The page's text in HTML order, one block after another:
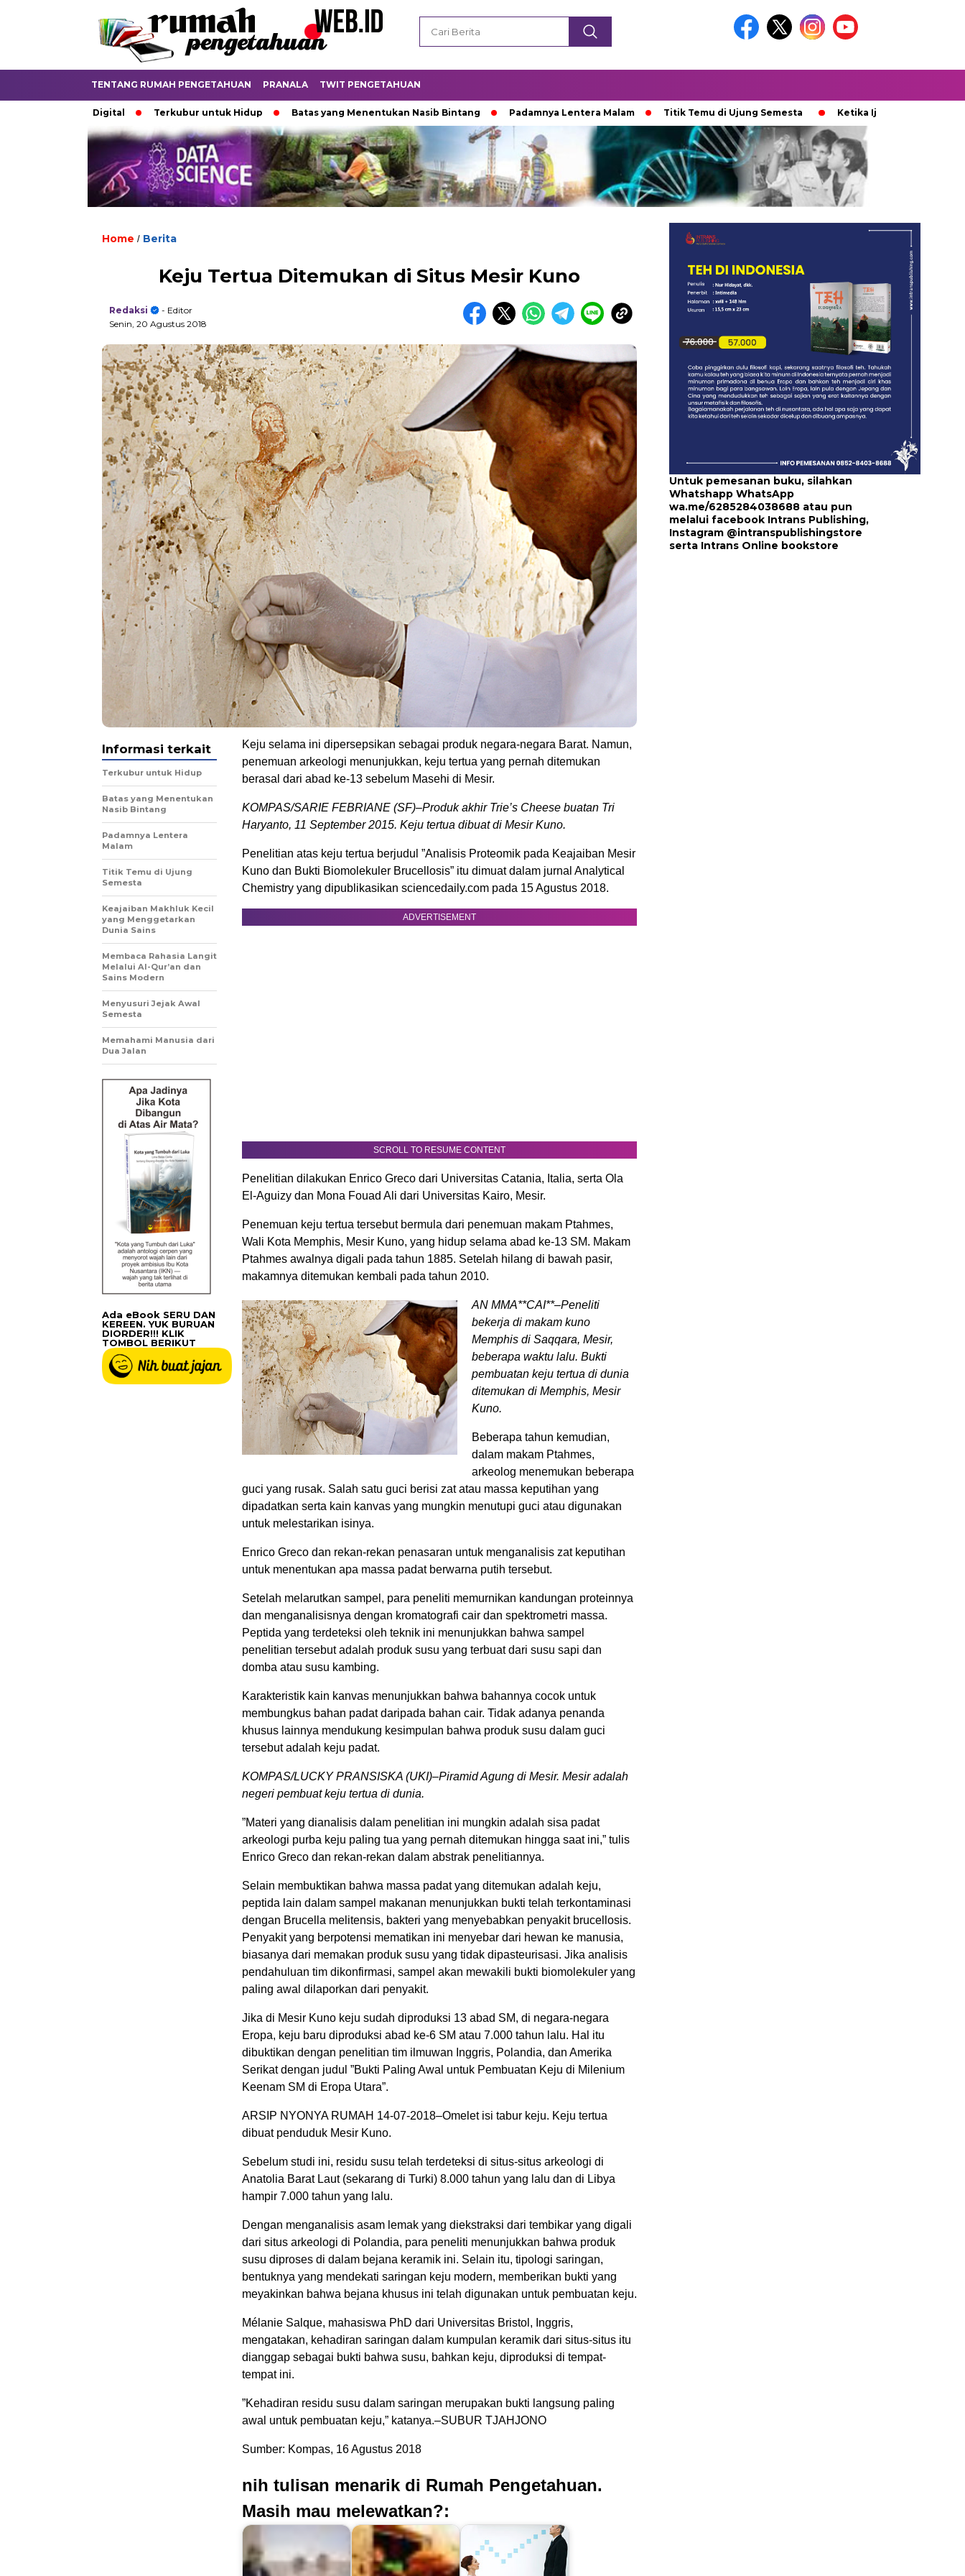
TENTANG RUMAH PENGETAHUAN PRANALA TWIT PENGETAHUAN
Terkubur untuk Hidup Batas yang Menentukan Nasib Bintang Padamnya Lentera Malam Titik Temu di Ujung Semesta Ketika Ijazah Analog
Home / Berita
Keju Tertua Ditemukan di Situs Mesir Kuno
Redaksi
- Editor
Senin, 20 Agustus 2018
Keju selama ini dipersepsikan sebagai produk negara-negara Barat. Namun,
penemuan arkeologi menunjukkan, keju tertua yang pernah ditemukan
berasal dari abad ke-13 sebelum Masehi di Mesir.
KOMPAS/SARIE FEBRIANE (SF)–Produk akhir Trie’s Cheese buatan Tri
Haryanto, 11 September 2015. Keju tertua dibuat di Mesir Kuno.
Penelitian atas keju tertua berjudul ”Analisis Proteomik pada Keajaiban Mesir
Kuno dan Bukti Biomolekuler Brucellosis” itu dimuat dalam jurnal Analytical
Chemistry yang dipublikasikan sciencedaily.com pada 15 Agustus 2018.
ADVERTISEMENT
SCROLL TO RESUME CONTENT
Penelitian dilakukan Enrico Greco dari Universitas Catania, Italia, serta Ola
El-Aguizy dan Mona Fouad Ali dari Universitas Kairo, Mesir.
Penemuan keju tertua tersebut bermula dari penemuan makam Ptahmes,
Wali Kota Memphis, Mesir Kuno, yang hidup selama abad ke-13 SM. Makam
Ptahmes awalnya digali pada tahun 1885. Setelah hilang di bawah pasir,
makamnya ditemukan kembali pada tahun 2010.
AN MMA**CAI**–Peneliti
bekerja di makam kuno
Memphis di Saqqara, Mesir,
beberapa waktu lalu. Bukti
pembuatan keju tertua di dunia
ditemukan di Memphis, Mesir
Kuno.
Beberapa tahun kemudian,
dalam makam Ptahmes,
arkeolog menemukan beberapa
guci yang rusak. Salah satu guci berisi zat atau massa keputihan yang
dipadatkan serta kain kanvas yang mungkin menutupi guci atau digunakan
untuk melestarikan isinya.
Enrico Greco dan rekan-rekan penasaran untuk menganalisis zat keputihan
untuk menentukan apa massa padat berwarna putih tersebut.
Setelah melarutkan sampel, para peneliti memurnikan kandungan proteinnya
dan menganalisisnya dengan kromatografi cair dan spektrometri massa.
Peptida yang terdeteksi oleh teknik ini menunjukkan bahwa sampel
penelitian tersebut adalah produk susu yang terbuat dari susu sapi dan
domba atau susu kambing.
Karakteristik kain kanvas menunjukkan bahwa bahannya cocok untuk
membungkus bahan padat daripada bahan cair. Tidak adanya penanda
khusus lainnya mendukung kesimpulan bahwa produk susu dalam guci
tersebut adalah keju padat.
KOMPAS/LUCKY PRANSISKA (UKI)–Piramid Agung di Mesir. Mesir adalah
negeri pembuat keju tertua di dunia.
”Materi yang dianalisis dalam penelitian ini mungkin adalah sisa padat
arkeologi purba keju paling tua yang pernah ditemukan hingga saat ini,” tulis
Enrico Greco dan rekan-rekan dalam abstrak penelitiannya.
Selain membuktikan bahwa massa padat yang ditemukan adalah keju,
peptida lain dalam sampel makanan menunjukkan bukti telah terkontaminasi
dengan Brucella melitensis, bakteri yang menyebabkan penyakit brucellosis.
Penyakit yang berpotensi mematikan ini menyebar dari hewan ke manusia,
biasanya dari memakan produk susu yang tidak dipasteurisasi. Jika analisis
pendahuluan tim dikonfirmasi, sampel akan mewakili bukti biomolekuler yang
paling awal dilaporkan dari penyakit.
Jika di Mesir Kuno keju sudah diproduksi 13 abad SM, di negara-negara
Eropa, keju baru diproduksi abad ke-6 SM atau 7.000 tahun lalu. Hal itu
dibuktikan dengan penelitian tim ilmuwan Inggris, Polandia, dan Amerika
Serikat dengan judul ”Bukti Paling Awal untuk Pembuatan Keju di Milenium
Keenam SM di Eropa Utara”.
ARSIP NYONYA RUMAH 14-07-2018–Omelet isi tabur keju. Keju tertua
dibuat penduduk Mesir Kuno.
Sebelum studi ini, residu susu telah terdeteksi di situs-situs arkeologi di
Anatolia Barat Laut (sekarang di Turki) 8.000 tahun yang lalu dan di Libya
hampir 7.000 tahun yang lalu.
Dengan menganalisis asam lemak yang diekstraksi dari tembikar yang digali
dari situs arkeologi di Polandia, para peneliti menunjukkan bahwa produk
susu diproses di dalam bejana keramik ini. Selain itu, tipologi saringan,
bentuknya yang mendekati saringan keju modern, memberikan bukti yang
meyakinkan bahwa bejana khusus ini telah digunakan untuk pembuatan keju.
Mélanie Salque, mahasiswa PhD dari Universitas Bristol, Inggris,
mengatakan, kehadiran saringan dalam kumpulan keramik dari situs-situs itu
dianggap sebagai bukti bahwa susu, bahkan keju, diproduksi di tempat-
tempat ini.
”Kehadiran residu susu dalam saringan merupakan bukti langsung paling
awal untuk pembuatan keju,” katanya.–SUBUR TJAHJONO
Sumber: Kompas, 16 Agustus 2018
nih tulisan menarik di Rumah Pengetahuan.
Masih mau melewatkan?:
Informasi terkait
Terkubur untuk Hidup
Batas yang Menentukan
Nasib Bintang
Padamnya Lentera
Malam
Titik Temu di Ujung
Semesta
Keajaiban Makhluk Kecil
yang Menggetarkan
Dunia Sains
Membaca Rahasia Langit
Melalui Al-Qur’an dan
Sains Modern
Menyusuri Jejak Awal
Semesta
Memahami Manusia dari
Dua Jalan
Ada eBook SERU DAN
KEREEN. YUK BURUAN
DIORDER!!! KLIK
TOMBOL BERIKUT
Untuk pemesanan buku, silahkan
Whatshapp WhatsApp
wa.me/6285284038688 atau pun
melalui facebook Intrans Publishing,
Instagram @intranspublishingstore
serta Intrans Online bookstore